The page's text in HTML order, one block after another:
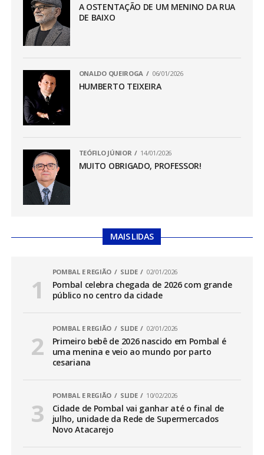
A OSTENTAÇÃO DE UM MENINO DA RUA
DE BAIXO
ONALDO QUEIROGA 06/01/2026
HUMBERTO TEIXEIRA
TEÓFILO JÚNIOR 14/01/2026
MUITO OBRIGADO, PROFESSOR!
MAIS LIDAS
POMBAL E REGIÃO SLIDE 02/01/2026
Pombal celebra chegada de 2026 com grande
público no centro da cidade
POMBAL E REGIÃO SLIDE 02/01/2026
Primeiro bebê de 2026 nascido em Pombal é
uma menina e veio ao mundo por parto
cesariana
POMBAL E REGIÃO SLIDE 10/02/2026
Cidade de Pombal vai ganhar até o final de
julho, unidade da Rede de Supermercados
Novo Atacarejo